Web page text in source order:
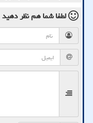
لطفا شما همنظر دهید